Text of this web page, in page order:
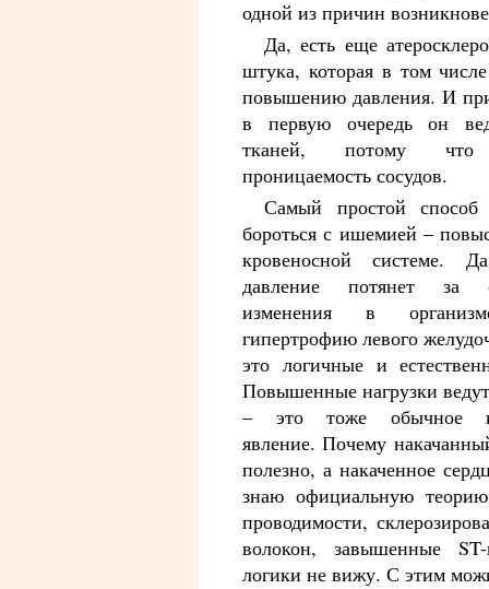
одной из причин
Да, есть еще
штука, которая в том
повышению давления. И
в первую очередь он
тканей, потому что
проницаемость сосудов.
Самый простой способ
бороться с ишемией –
кровеносной системе.
давление потянет за
изменения в
гипертрофию левого
это логичные и
Повышенные нагрузки
– это тоже обычное
явление. Почему
полезно, а накаченное
знаю официальную
проводимости,
волокон, завышенные
логики не вижу. С этим